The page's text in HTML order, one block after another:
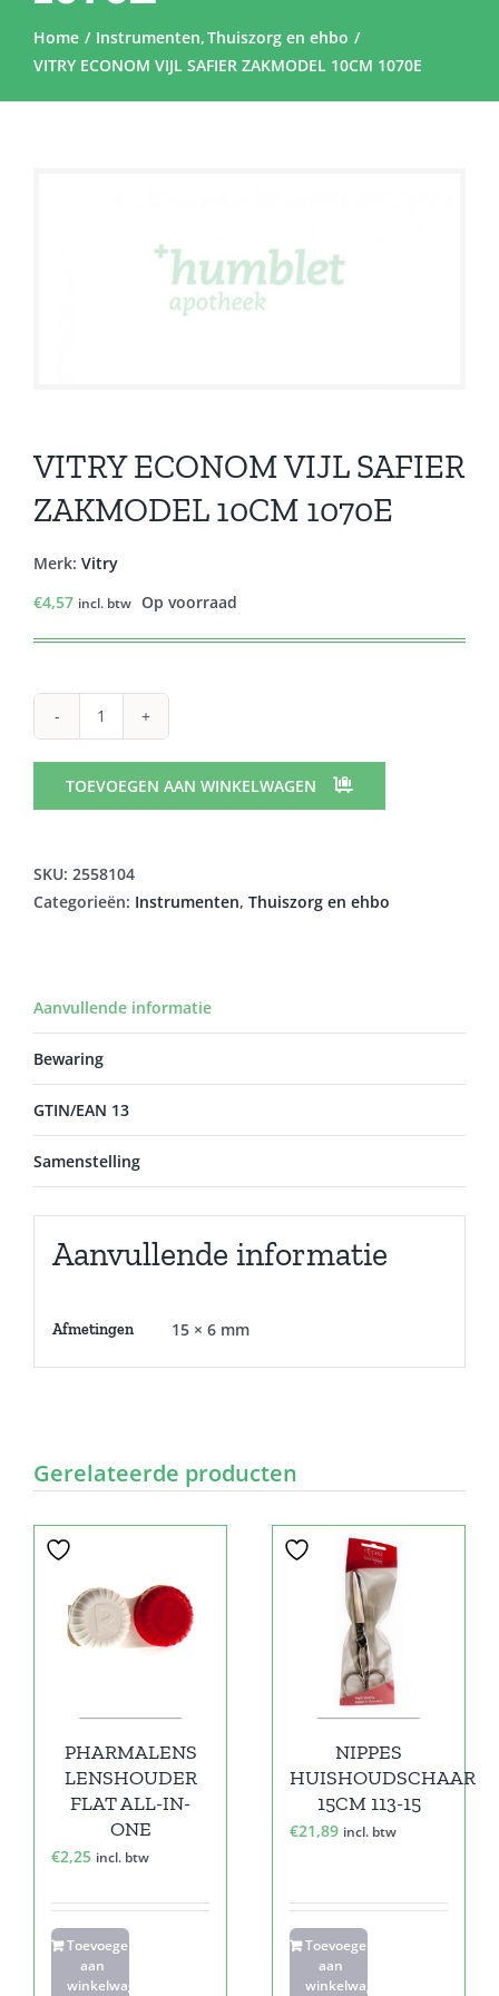
Home Instrumenten Thuiszorg en ehbo
VITRY ECONOM VIJL SAFIER ZAKMODEL 10CM 1070E
VITRY ECONOM VIJL SAFIER
ZAKMODEL 10CM 1070E
Merk: Vitry
€4,57 incl. btw Op voorraad
VITRY
VIJL
SAFIER
10CM
1070E
TOEVOEGEN AAN WINKELWAGEN
SKU: 2558104
Categorieën: Instrumenten, Thuiszorg en ehbo
Aanvullende informatie
Bewaring
GTIN/EAN 13
Samenstelling
Aanvullende informatie
Afmetingen 15 × 6 mm
Gerelateerde producten
PHARMALENS
LENSHOUDER
FLAT ALL-IN-
ONE
€2,25 incl. btw
Toevoegen
aan
winkelwagen
NIPPES
HUISHOUDSCHAAR
15CM 113-15
€21,89 incl. btw
Toevoegen
aan
winkelwagen